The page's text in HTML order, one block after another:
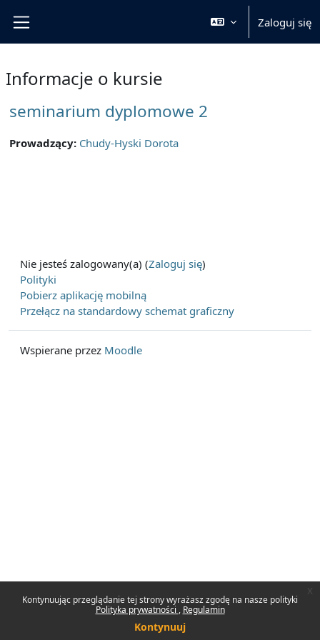
Kontynuując przeglądanie tej strony wyrażasz zgodę na nasze polityki
Polityka prywatności
Regulamin
Kontynuuj
Zaloguj się
Informacje o kursie
seminarium dyplomowe 2
Prowadzący: Chudy-Hyski Dorota
Nie jesteś zalogowany(a) (Zaloguj się)
Polityki
Pobierz aplikację mobilną
Przełącz na standardowy schemat graficzny
Wspierane przez Moodle